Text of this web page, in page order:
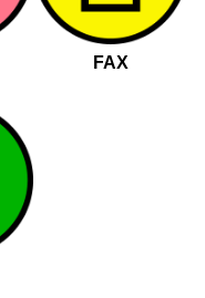
FAX